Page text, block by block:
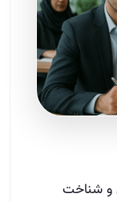
و شناخت